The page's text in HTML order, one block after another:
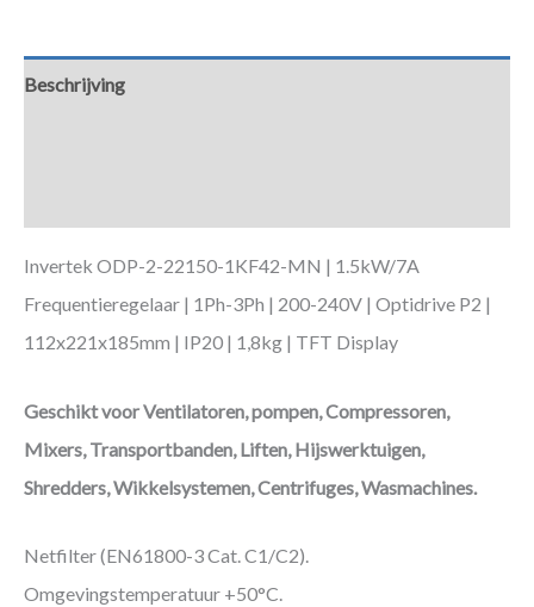
Beschrijving
Invertek ODP-2-22150-1KF42-MN | 1.5kW/7A
Frequentieregelaar | 1Ph-3Ph | 200-240V | Optidrive P2 |
112x221x185mm | IP20 | 1,8kg | TFT Display
Geschikt voor Ventilatoren, pompen, Compressoren,
Mixers, Transportbanden, Liften, Hijswerktuigen,
Shredders, Wikkelsystemen, Centrifuges, Wasmachines.
Netfilter (EN61800-3 Cat. C1/C2).
Omgevingstemperatuur +50°C.